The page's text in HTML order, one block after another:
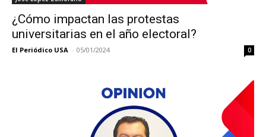
¿Cómo impactan las protestas
universitarias en el año electoral?
El Periódico USA - 05/01/2024 0